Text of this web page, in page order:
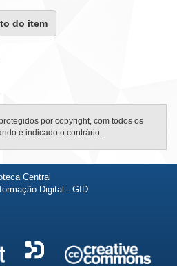
do item
por copyright, com todos os
é indicado o contrário.
Central
Digital - GID